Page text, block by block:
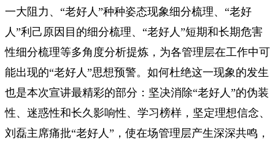
一大阻力、“老好人”种种姿态现象细分梳理、“老好
人”利己原因目的细分梳理、“老好人”短期和长期危害
性细分梳理等多角度分析提炼，为各管理层在工作中可
能出现的“老好人”思想预警。如何杜绝这一现象的发生
也是本次宣讲最精彩的部分：坚决消除“老好人”的伪装
性、迷惑性和长久影响性、学习榜样，坚定理想信念、
刘磊主席痛批“老好人”，使在场管理层产生深深共鸣，